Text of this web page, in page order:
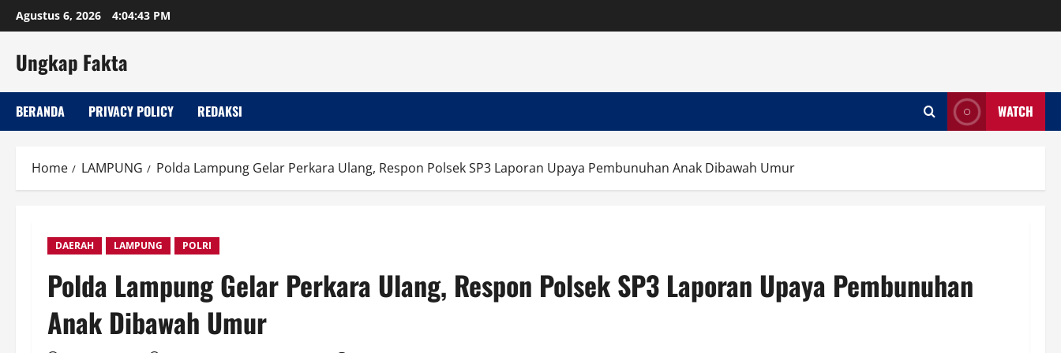
Skip
to
Agustus 6, 2026 4:04:44 PM
Ungkap Fakta
BERANDA PRIVACY POLICY REDAKSI WATCH
Home LAMPUNG Polda Lampung Gelar Perkara Ulang, Respon Polsek SP3 Laporan Upaya Pembunuhan Anak Dibawah Umur
DAERAH LAMPUNG POLRI
Polda Lampung Gelar Perkara Ulang, Respon Polsek SP3 Laporan Upaya Pembunuhan
Anak Dibawah Umur